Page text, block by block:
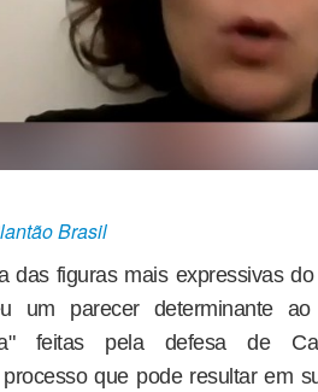
Brasil
das figuras mais expressivas
um parecer determinante
feitas pela defesa de
que pode resultar em